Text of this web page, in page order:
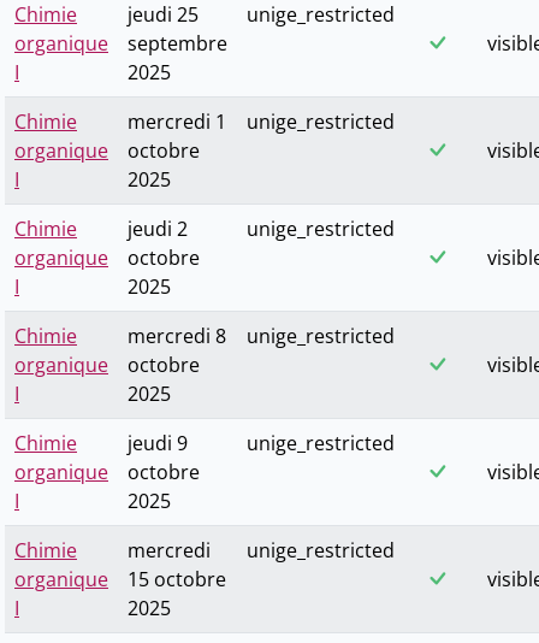
Chimie
organique
I
jeudi 25
septembre
2025
unige_restricted
Chimie
organique
I
mercredi 1
octobre
2025
unige_restricted
Chimie
organique
I
jeudi 2
octobre
2025
unige_restricted
Chimie
organique
I
mercredi 8
octobre
2025
unige_restricted
Chimie
organique
I
jeudi 9
octobre
2025
unige_restricted
Chimie
organique
I
mercredi
15 octobre
2025
unige_restricted